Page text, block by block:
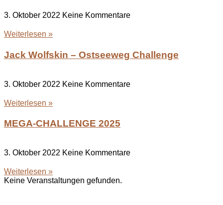
3. Oktober 2022 Keine Kommentare
Weiterlesen »
Jack Wolfskin – Ostseeweg Challenge
3. Oktober 2022 Keine Kommentare
Weiterlesen »
MEGA-CHALLENGE 2025
3. Oktober 2022 Keine Kommentare
Weiterlesen »
Keine Veranstaltungen gefunden.